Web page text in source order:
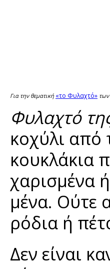
Για την θεματική «το Φυλαχτό»
Φυλαχτό
κοχύλι από
κουκλάκια
χαρισμένα
μένα. Ούτε
ρόδια ή
Δεν είναι